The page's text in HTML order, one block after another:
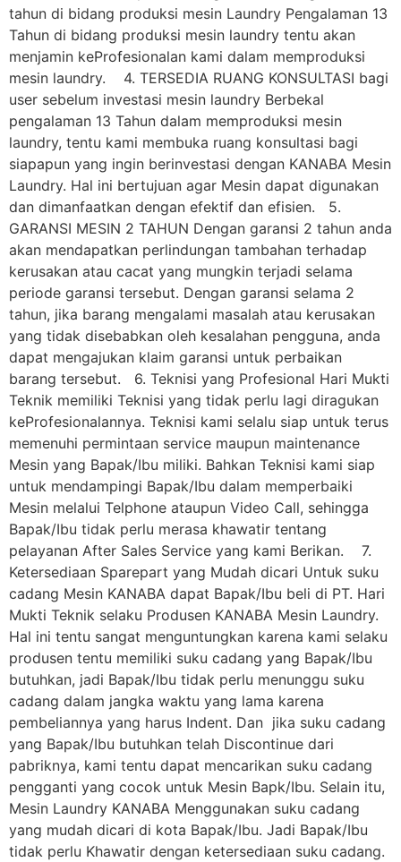
tahun di bidang produksi mesin Laundry Pengalaman 13
Tahun di bidang produksi mesin laundry tentu akan
menjamin keProfesionalan kami dalam memproduksi
mesin laundry. 4. TERSEDIA RUANG KONSULTASI bagi
user sebelum investasi mesin laundry Berbekal
pengalaman 13 Tahun dalam memproduksi mesin
laundry, tentu kami membuka ruang konsultasi bagi
siapapun yang ingin berinvestasi dengan KANABA Mesin
Laundry. Hal ini bertujuan agar Mesin dapat digunakan
dan dimanfaatkan dengan efektif dan efisien. 5.
GARANSI MESIN 2 TAHUN Dengan garansi 2 tahun anda
akan mendapatkan perlindungan tambahan terhadap
kerusakan atau cacat yang mungkin terjadi selama
periode garansi tersebut. Dengan garansi selama 2
tahun, jika barang mengalami masalah atau kerusakan
yang tidak disebabkan oleh kesalahan pengguna, anda
dapat mengajukan klaim garansi untuk perbaikan
barang tersebut. 6. Teknisi yang Profesional Hari Mukti
Teknik memiliki Teknisi yang tidak perlu lagi diragukan
keProfesionalannya. Teknisi kami selalu siap untuk terus
memenuhi permintaan service maupun maintenance
Mesin yang Bapak/Ibu miliki. Bahkan Teknisi kami siap
untuk mendampingi Bapak/Ibu dalam memperbaiki
Mesin melalui Telphone ataupun Video Call, sehingga
Bapak/Ibu tidak perlu merasa khawatir tentang
pelayanan After Sales Service yang kami Berikan. 7.
Ketersediaan Sparepart yang Mudah dicari Untuk suku
cadang Mesin KANABA dapat Bapak/Ibu beli di PT. Hari
Mukti Teknik selaku Produsen KANABA Mesin Laundry.
Hal ini tentu sangat menguntungkan karena kami selaku
produsen tentu memiliki suku cadang yang Bapak/Ibu
butuhkan, jadi Bapak/Ibu tidak perlu menunggu suku
cadang dalam jangka waktu yang lama karena
pembeliannya yang harus Indent. Dan jika suku cadang
yang Bapak/Ibu butuhkan telah Discontinue dari
pabriknya, kami tentu dapat mencarikan suku cadang
pengganti yang cocok untuk Mesin Bapk/Ibu. Selain itu,
Mesin Laundry KANABA Menggunakan suku cadang
yang mudah dicari di kota Bapak/Ibu. Jadi Bapak/Ibu
tidak perlu Khawatir dengan ketersediaan suku cadang.